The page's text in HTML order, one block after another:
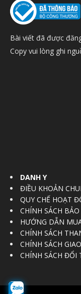
Bài viết đã được
Copy vui lòng ghi
DANH Y
ĐIỀU KHOẢN
QUY CHẾ HOẠT
CHÍNH SÁCH
HƯỚNG DẪN
CHÍNH SÁCH
CHÍNH SÁCH
CHÍNH SÁCH ĐỔI